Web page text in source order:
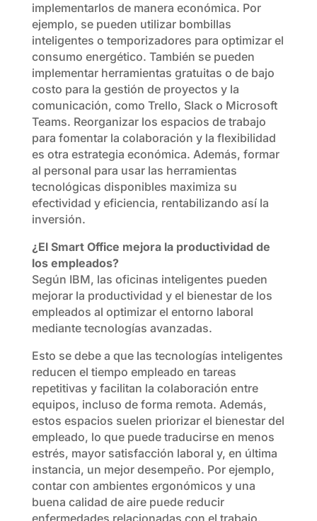
implementarlos de manera económica. Por
ejemplo, se pueden utilizar bombillas
inteligentes o temporizadores para optimizar el
consumo energético. También se pueden
implementar herramientas gratuitas o de bajo
costo para la gestión de proyectos y la
comunicación, como Trello, Slack o Microsoft
Teams. Reorganizar los espacios de trabajo
para fomentar la colaboración y la flexibilidad
es otra estrategia económica. Además, formar
al personal para usar las herramientas
tecnológicas disponibles maximiza su
efectividad y eficiencia, rentabilizando así la
inversión.
¿El Smart Office mejora la productividad de
los empleados?
Según IBM, las oficinas inteligentes pueden
mejorar la productividad y el bienestar de los
empleados al optimizar el entorno laboral
mediante tecnologías avanzadas.
Esto se debe a que las tecnologías inteligentes
reducen el tiempo empleado en tareas
repetitivas y facilitan la colaboración entre
equipos, incluso de forma remota. Además,
estos espacios suelen priorizar el bienestar del
empleado, lo que puede traducirse en menos
estrés, mayor satisfacción laboral y, en última
instancia, un mejor desempeño. Por ejemplo,
contar con ambientes ergonómicos y una
buena calidad de aire puede reducir